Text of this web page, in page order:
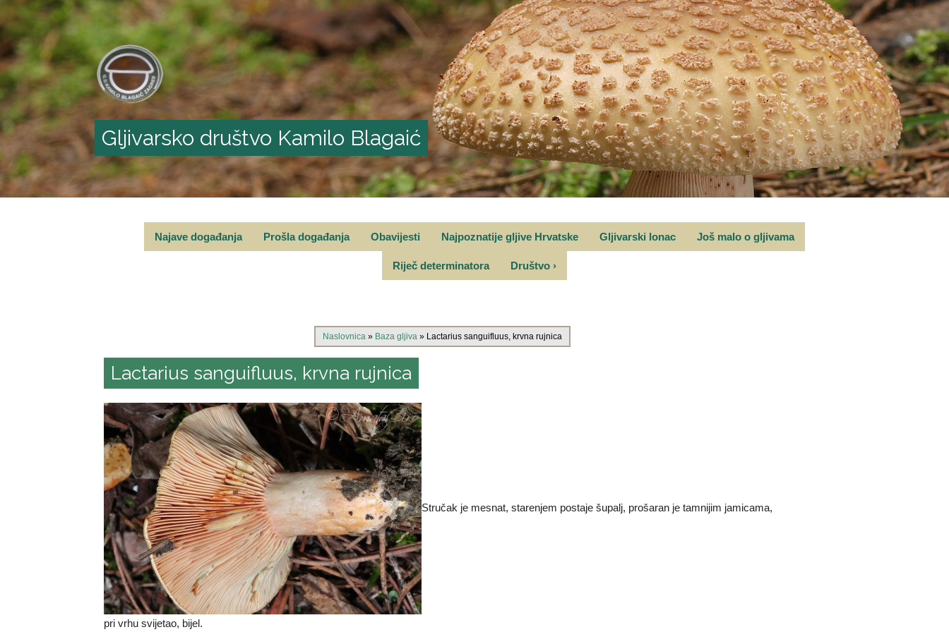
Gljivarsko društvo Kamilo Blagaić
Najave događanja Prošla događanja Obavijesti Najpoznatije gljive Hrvatske Gljivarski lonac Još malo o gljivama
Riječ determinatora Društvo ›
Naslovnica » Baza gljiva » Lactarius sanguifluus, krvna rujnica
Lactarius sanguifluus, krvna rujnica
Stručak je mesnat, starenjem postaje šupalj, prošaran je tamnijim jamicama,
pri vrhu svijetao, bijel.